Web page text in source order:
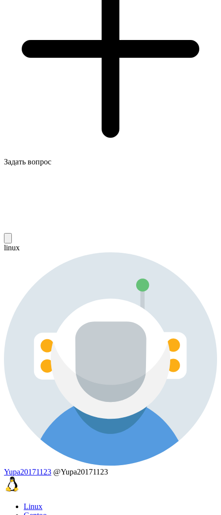
Задать вопрос
linux
Yupa20171123 @Yupa20171123
Linux